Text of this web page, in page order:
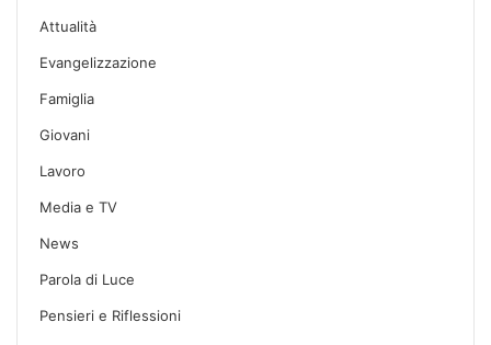
Attualità
Evangelizzazione
Famiglia
Giovani
Lavoro
Media e TV
News
Parola di Luce
Pensieri e Riflessioni